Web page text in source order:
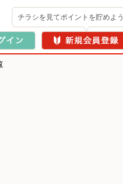
チラシを見てポイントを貯めよう